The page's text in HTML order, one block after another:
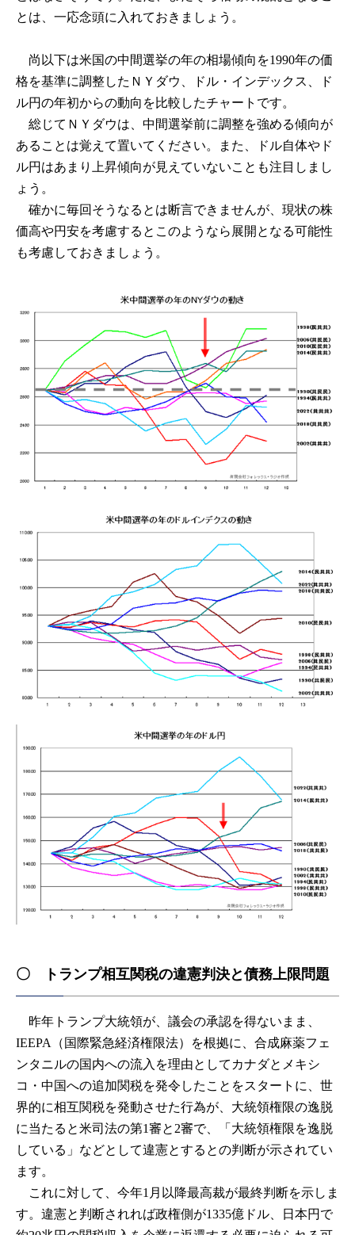
とは、一応念頭に入れておきましょう。
尚以下は米国の中間選挙の年の相場傾向を1990年の価
格を基準に調整したＮＹダウ、ドル・インデックス、ド
ル円の年初からの動向を比較したチャートです。
総じてＮＹダウは、中間選挙前に調整を強める傾向が
あることは覚えて置いてください。また、ドル自体やド
ル円はあまり上昇傾向が見えていないことも注目しまし
ょう。
確かに毎回そうなるとは断言できませんが、現状の株
価高や円安を考慮するとこのようなら展開となる可能性
も考慮しておきましょう。
〇 トランプ相互関税の違憲判決と債務上限問題
昨年トランプ大統領が、議会の承認を得ないまま、
IEEPA（国際緊急経済権限法）を根拠に、合成麻薬フェ
ンタニルの国内への流入を理由としてカナダとメキシ
コ・中国への追加関税を発令したことをスタートに、世
界的に相互関税を発動させた行為が、大統領権限の逸脱
に当たると米司法の第1審と2審で、「大統領権限を逸脱
している」などとして違憲とするとの判断が示されてい
ます。
これに対して、今年1月以降最高裁が最終判断を示しま
す。違憲と判断されれば政権側が1335億ドル、日本円で